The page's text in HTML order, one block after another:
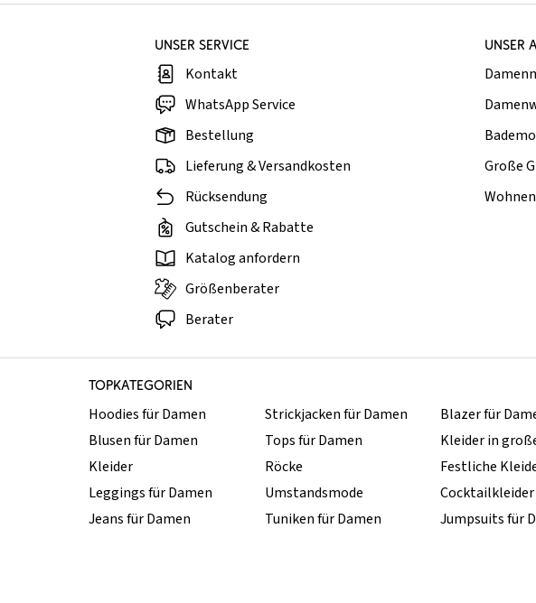
UNSER SERVICE
Kontakt
WhatsApp Service
Bestellung
Lieferung & Versandkosten
Rücksendung
Gutschein & Rabatte
Katalog anfordern
Größenberater
Berater
UNSER
Große
Wohnen
TOPKATEGORIEN
Hoodies für Damen
Blusen für Damen
Kleider
Leggings für Damen
Jeans für Damen
Strickjacken für Damen
Tops für Damen
Röcke
Umstandsmode
Tuniken für Damen
Blazer für
Kleider in
Festliche
Cocktailkleider
Jumpsuits für